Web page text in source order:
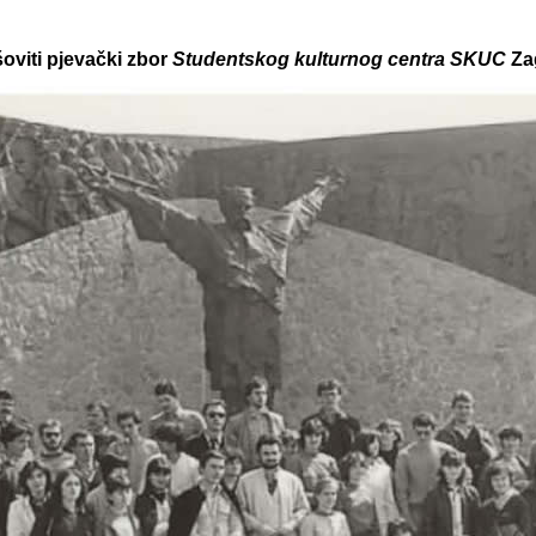
pjevački zbor Studentskog kulturnog centra SKUC